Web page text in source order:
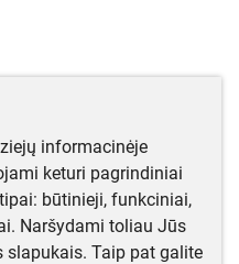
informacinėje
keturi pagrindiniai
būtinieji, funkciniai,
Naršydami toliau Jūs
Taip pat galite